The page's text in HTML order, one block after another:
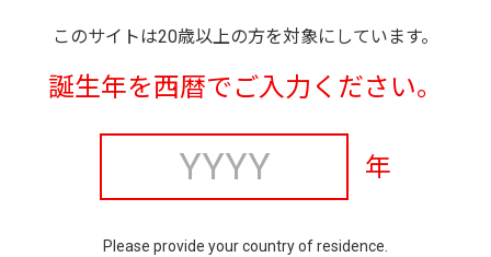
このサイトは20歳以上の方を対象にしています。
誕生年を西暦でご入力ください。
年
Please provide your country of residence.